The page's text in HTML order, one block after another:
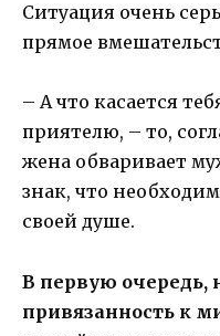
Ситуация очень
прямое
– А что касается
приятелю, – то,
жена обваривает
знак, что
своей душе.
В первую очередь,
привязанность к